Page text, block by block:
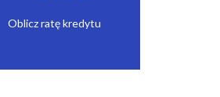
Oblicz ratę kredytu